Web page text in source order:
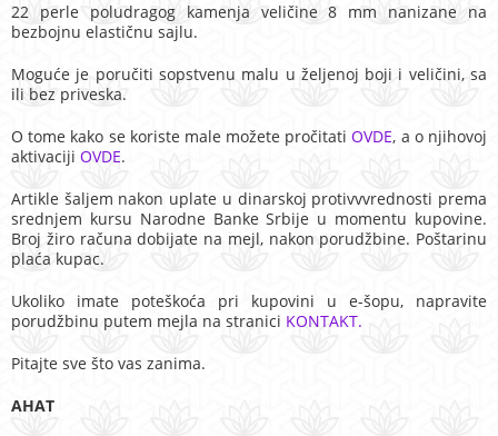
22 perle poludragog kamenja veličine 8 mm nanizane na
bezbojnu elastičnu sajlu.
Moguće je poručiti sopstvenu malu u željenoj boji i veličini, sa
ili bez priveska.
O tome kako se koriste male možete pročitatiOVDE, a o njihovoj
aktivaciji OVDE.
Artikle šaljem nakon uplate u dinarskoj protivvvrednosti prema
srednjem kursu Narodne Banke Srbije u momentu kupovine.
Broj žiro računa dobijate na mejl, nakon porudžbine. Poštarinu
plaća kupac.
Ukoliko imate poteškoća pri kupovini u e-šopu, napravite
porudžbinu putem mejla na stranici KONTAKT.
Pitajte sve što vas zanima.
AHAT